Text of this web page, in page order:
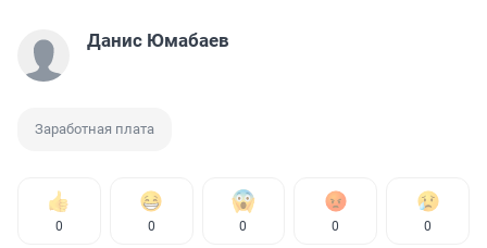
Данис Юмабаев
Заработная плата
0 0 0 0 0